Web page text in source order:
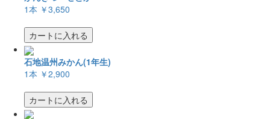
1本 ￥3,650
カートに入れる
石地温州みかん(1年生)
1本 ￥2,900
カートに入れる